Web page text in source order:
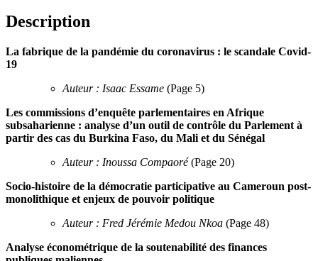
Description
La fabrique de la pandémie du coronavirus : le scandale Covid-
19
Auteur : Isaac Essame (Page 5)
Les commissions d’enquête parlementaires en Afrique
subsaharienne : analyse d’un outil de contrôle du Parlement à
partir des cas du Burkina Faso, du Mali et du Sénégal
Auteur : Inoussa Compaoré(Page 20)
Socio-histoire de la démocratie participative au Cameroun post-
monolithique et enjeux de pouvoir politique
Auteur : Fred Jérémie Medou Nkoa (Page 48)
Analyse économétrique de la soutenabilité des finances